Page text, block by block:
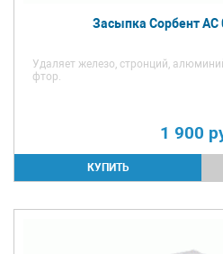
Засыпка Сорбент АС
Удаляет железо, стронций,
фтор.
1 900